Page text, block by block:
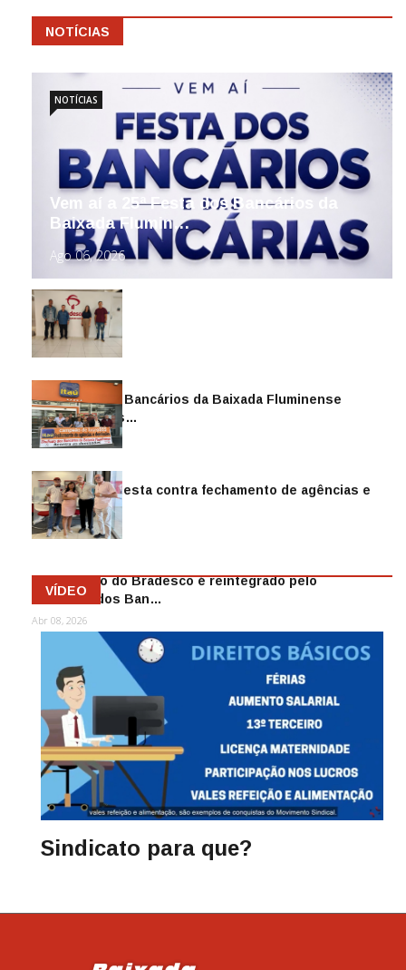
NOTÍCIAS
Vem aí a 25ª Festa dos Bancários da
Baixada Flumin…
Ago 06, 2026
NOTÍCIAS
Sindicato dos Bancários da Baixada Fluminense
reintegra mais…
Jul 14, 2026
Sindicato protesta contra fechamento de agências e
as demiss…
Mai 13, 2026
Funcionário do Bradesco é reintegrado pelo
Sindicato dos Ban…
Abr 08, 2026
VÍDEO
Sindicato para que?